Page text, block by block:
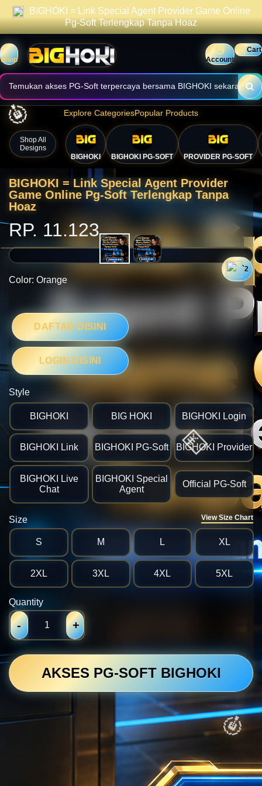
BIGHOKI = Link Special Agent Provider Game Online
Pg-Soft Terlengkap Tanpa Hoaz
Shop
praktis.
Informasi halaman dibuat jelas, cepat, dan mudah digunakan.
Nikmati akses nyaman melalui perangkat desktop maupun mobile.
Temukan akses PG-Soft terpercaya bersama BIGHOKI sekarang.
Account
Cart
Explore CategoriesPopular Products
Shop All
Designs
BIGHOKI
BIGHOKI PG-SOFT PROVIDER PG-SOFT
BIGHOKI = Link Special Agent Provider
Game Online Pg-Soft Terlengkap Tanpa
Hoaz
RP. 11.123
`2
Color: Orange
DAFTAR DISINI
LOGIN DISINI
Style
BIGHOKI BIG HOKI BIGHOKI Login
BIGHOKI Link BIGHOKI PG-Soft BIGHOKI Provider
BIGHOKI Live
Chat
BIGHOKI Special
Agent
Official PG-Soft
Size View Size Chart
S M L XL
2XL 3XL 4XL 5XL
Quantity
- +
AKSES PG-SOFT BIGHOKI
🎯
🎯